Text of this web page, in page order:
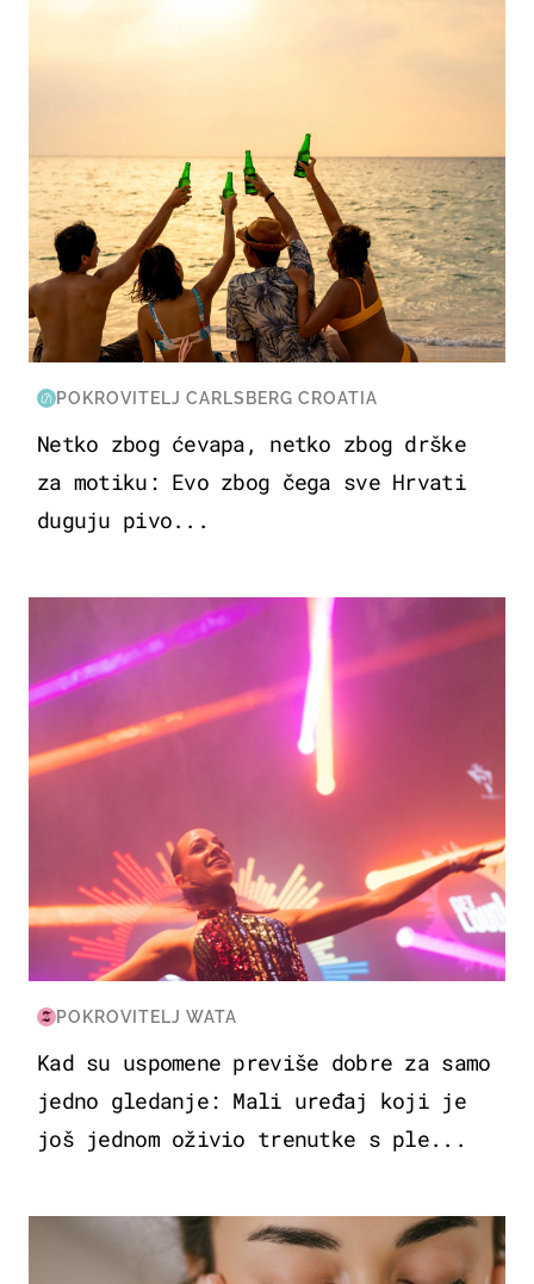
POKROVITELJ CARLSBERG CROATIA
Netko zbog ćevapa, netko zbog drške
za motiku: Evo zbog čega sve Hrvati
duguju pivo...
KULTURA & ZABAVA
POKROVITELJ WATA
Kad su uspomene previše dobre za samo
jedno gledanje: Mali uređaj koji je
još jednom oživio trenutke s ple...
MODA & LJEPOTA